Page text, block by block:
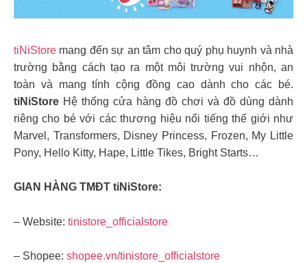
tiNiStore mang đến sự an tâm cho quý phụ huynh và nhà
trường bằng cách tạo ra một môi trường vui nhộn, an
toàn và mang tính cộng đồng cao dành cho các bé.
tiNiStore Hệ thống cửa hàng đồ chơi và đồ dùng dành
riêng cho bé với các thương hiệu nổi tiếng thế giới như
Marvel, Transformers, Disney Princess, Frozen, My Little
Pony, Hello Kitty, Hape, Little Tikes, Bright Starts…
GIAN HÀNG TMĐT tiNiStore:
– Website: tinistore_officialstore
– Shopee: shopee.vn/tinistore_officialstore